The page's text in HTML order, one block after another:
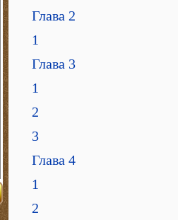
Глава 2
1
Глава 3
1
2
3
Глава 4
1
2